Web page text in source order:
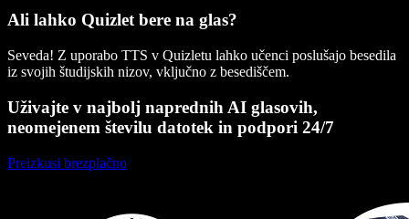
Ali lahko Quizlet bere na glas?
Seveda! Z uporabo TTS v Quizletu lahko učenci poslušajo besedila
iz svojih študijskih nizov, vključno z besediščem.
Uživajte v najbolj naprednih AI glasovih,
neomejenem številu datotek in podpori 24/7
Preizkusi brezplačno